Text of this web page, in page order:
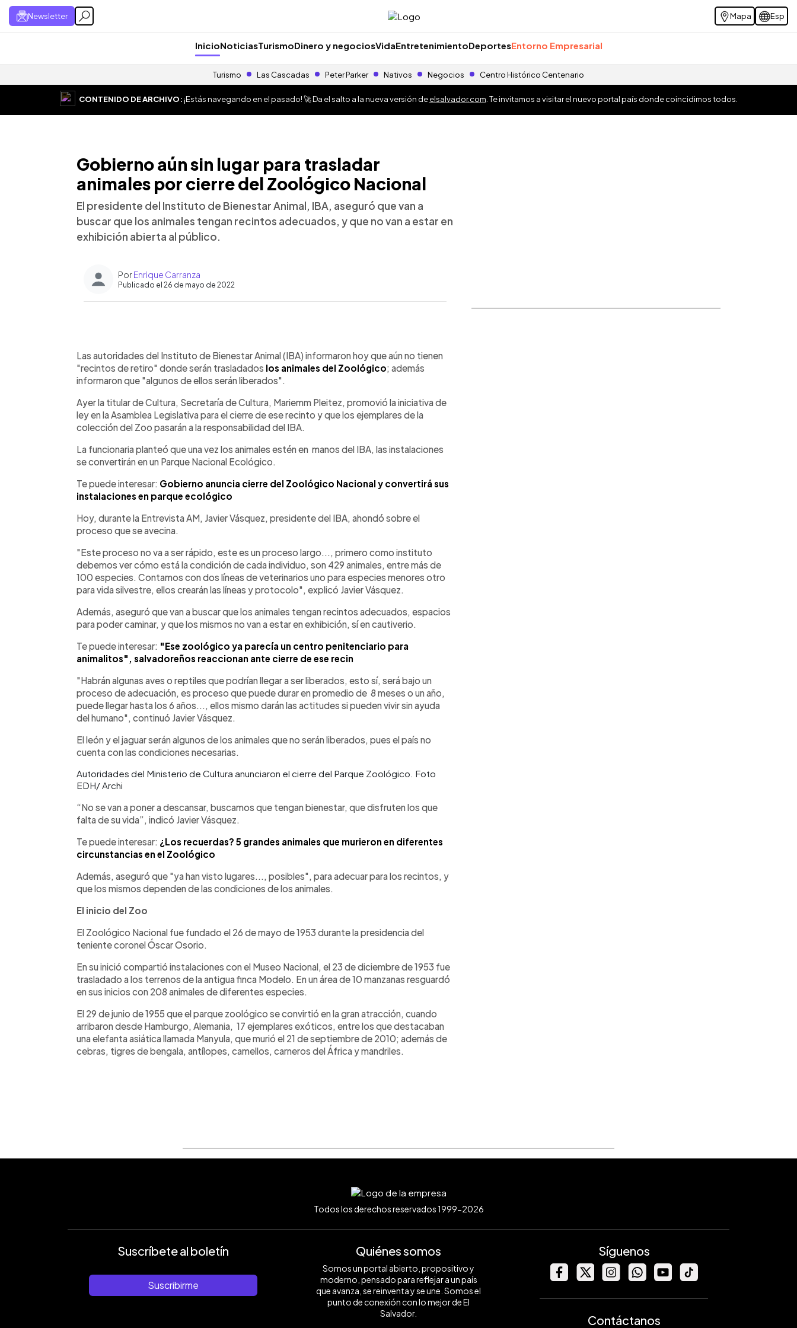
Newsletter Mapa Esp
InicioNoticiasTurismoDinero y negociosVidaEntretenimientoDeportesEntorno Empresarial
Turismo Las Cascadas Peter Parker Nativos Negocios Centro Histórico Centenario
CONTENIDO DE ARCHIVO:¡Estás navegando en el pasado! 🚀 Da el salto a la nueva versión deelsalvador.com . Te invitamos a visitar el nuevo portal país donde coincidimos todos.
Gobierno aún sin lugar para trasladar
animales por cierre del Zoológico Nacional
El presidente del Instituto de Bienestar Animal, IBA, aseguró que van a
buscar que los animales tengan recintos adecuados, y que no van a estar en
exhibición abierta al público.
PorEnrique Carranza
Publicado el 26 de mayo de 2022
► Escuchar artículo
Las autoridades del Instituto de Bienestar Animal (IBA) informaron hoy que aún no tienen
"recintos de retiro" donde serán trasladados los animales del Zoológico; además
informaron que "algunos de ellos serán liberados".
Ayer la titular de Cultura, Secretaría de Cultura, Mariemm Pleitez, promovió la iniciativa de
ley en la Asamblea Legislativa para el cierre de ese recinto y que los ejemplares de la
colección del Zoo pasarán a la responsabilidad del IBA.
La funcionaria planteó que una vez los animales estén en manos del IBA, las instalaciones
se convertirán en un Parque Nacional Ecológico.
Te puede interesar: Gobierno anuncia cierre del Zoológico Nacional y convertirá sus
instalaciones en parque ecológico
Hoy, durante la Entrevista AM, Javier Vásquez, presidente del IBA, ahondó sobre el
proceso que se avecina.
"Este proceso no va a ser rápido, este es un proceso largo..., primero como instituto
debemos ver cómo está la condición de cada individuo, son 429 animales, entre más de
100 especies. Contamos con dos líneas de veterinarios uno para especies menores otro
para vida silvestre, ellos crearán las líneas y protocolo", explicó Javier Vásquez.
Además, aseguró que van a buscar que los animales tengan recintos adecuados, espacios
para poder caminar, y que los mismos no van a estar en exhibición, sí en cautiverio.
Te puede interesar: "Ese zoológico ya parecía un centro penitenciario para
animalitos", salvadoreños reaccionan ante cierre de ese recin
"Habrán algunas aves o reptiles que podrían llegar a ser liberados, esto sí, será bajo un
proceso de adecuación, es proceso que puede durar en promedio de 8 meses o un año,
puede llegar hasta los 6 años..., ellos mismo darán las actitudes si pueden vivir sin ayuda
del humano", continuó Javier Vásquez.
El león y el jaguar serán algunos de los animales que no serán liberados, pues el país no
cuenta con las condiciones necesarias.
Autoridades del Ministerio de Cultura anunciaron el cierre del Parque Zoológico. Foto
EDH/ Archi
“No se van a poner a descansar, buscamos que tengan bienestar, que disfruten los que
falta de su vida”, indicó Javier Vásquez.
Te puede interesar: ¿Los recuerdas? 5 grandes animales que murieron en diferentes
circunstancias en el Zoológico
Además, aseguró que "ya han visto lugares..., posibles", para adecuar para los recintos, y
que los mismos dependen de las condiciones de los animales.
El inicio del Zoo
El Zoológico Nacional fue fundado el 26 de mayo de 1953 durante la presidencia del
teniente coronel Óscar Osorio.
En su inició compartió instalaciones con el Museo Nacional, el 23 de diciembre de 1953 fue
trasladado a los terrenos de la antigua finca Modelo. En un área de 10 manzanas resguardó
en sus inicios con 208 animales de diferentes especies.
El 29 de junio de 1955 que el parque zoológico se convirtió en la gran atracción, cuando
arribaron desde Hamburgo, Alemania, 17 ejemplares exóticos, entre los que destacaban
una elefanta asiática llamada Manyula, que murió el 21 de septiembre de 2010; además de
cebras, tigres de bengala, antílopes, camellos, carneros del África y mandriles.
Todos los derechos reservados 1999-2026
Suscríbete al boletín
Suscribirme
Quiénes somos
Somos un portal abierto, propositivo y
moderno, pensado para reflejar a un país
que avanza, se reinventa y se une. Somos el
punto de conexión con lo mejor de El
Salvador.
Síguenos
Contáctanos